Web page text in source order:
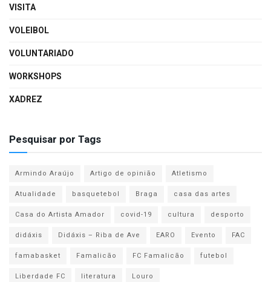
VISITA
VOLEIBOL
VOLUNTARIADO
WORKSHOPS
XADREZ
Pesquisar por Tags
Armindo Araújo Artigo de opinião
Atletismo
Atualidade
basquetebol Braga
casa das artes
Casa do Artista Amador
covid-19 cultura
desporto
didáxis
Didáxis – Riba de Ave EARO Evento
FAC
famabasket
Famalicão FC Famalicão
futebol
Liberdade FC
literatura
Louro